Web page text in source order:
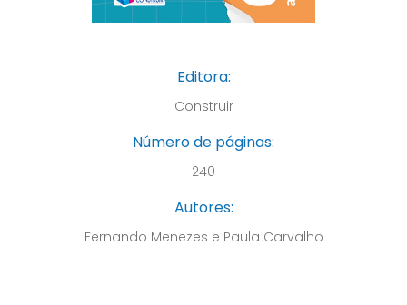
Editora:
Construir
Número de páginas:
240
Autores:
Fernando Menezes e Paula Carvalho